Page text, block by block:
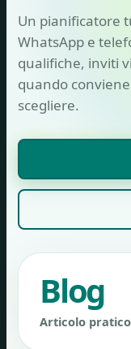
Un pianificatore
WhatsApp e
qualifiche, inviti
quando
scegliere.
Blog
Articolo pratico